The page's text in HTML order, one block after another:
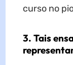
curso no
3. Tais